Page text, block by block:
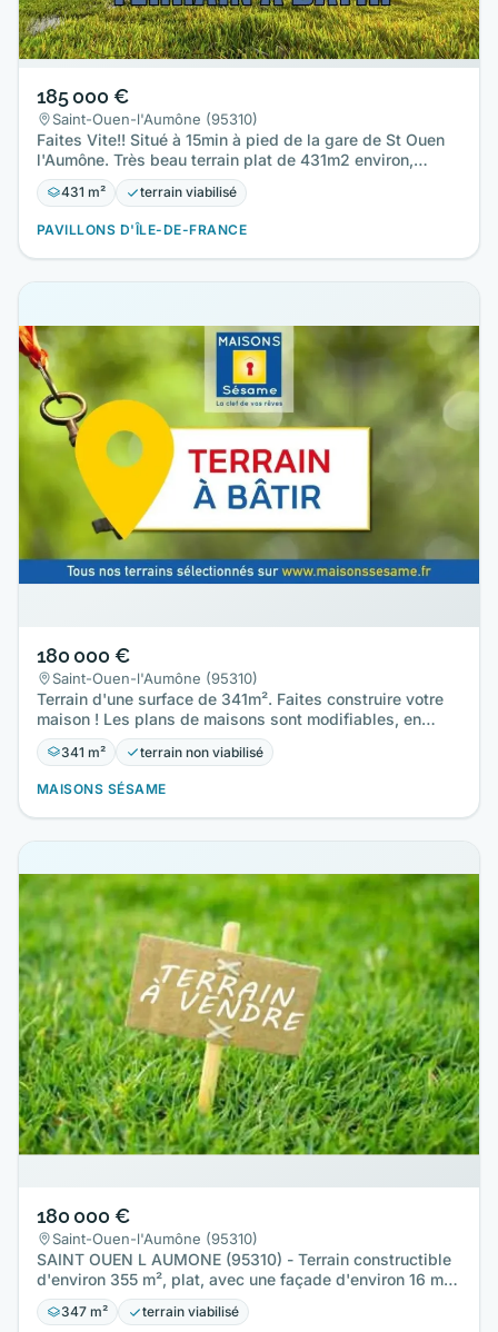
185 000 €
Saint-Ouen-l'Aumône (95310)
Faites Vite!! Situé à 15min à pied de la gare de St Ouen
l'Aumône. Très beau terrain plat de 431m2 environ,
entièrement…
431 m² terrain viabilisé
PAVILLONS D'ÎLE-DE-FRANCE
180 000 €
Saint-Ouen-l'Aumône (95310)
Terrain d'une surface de 341m². Faites construire votre
maison ! Les plans de maisons sont modifiables, en
surface et…
341 m² terrain non viabilisé
MAISONS SÉSAME
180 000 €
Saint-Ouen-l'Aumône (95310)
SAINT OUEN L AUMONE (95310) - Terrain constructible
d'environ 355 m², plat, avec une façade d'environ 16 m,
situé en…
347 m² terrain viabilisé